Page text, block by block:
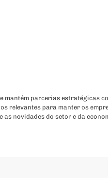
mantém parcerias estratégicas
relevantes para manter os
as novidades do setor e da